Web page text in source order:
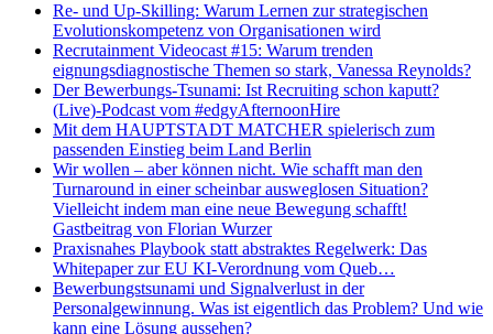
Re- und Up-Skilling: Warum Lernen zur strategischen
Evolutionskompetenz von Organisationen wird
Recrutainment Videocast #15: Warum trenden
eignungsdiagnostische Themen so stark, Vanessa Reynolds?
Der Bewerbungs-Tsunami: Ist Recruiting schon kaputt?
(Live)-Podcast vom #edgyAfternoonHire
Mit dem HAUPTSTADT MATCHER spielerisch zum
passenden Einstieg beim Land Berlin
Wir wollen – aber können nicht. Wie schafft man den
Turnaround in einer scheinbar ausweglosen Situation?
Vielleicht indem man eine neue Bewegung schafft!
Gastbeitrag von Florian Wurzer
Praxisnahes Playbook statt abstraktes Regelwerk: Das
Whitepaper zur EU KI-Verordnung vom Queb…
Bewerbungstsunami und Signalverlust in der
Personalgewinnung. Was ist eigentlich das Problem? Und wie
kann eine Lösung aussehen?